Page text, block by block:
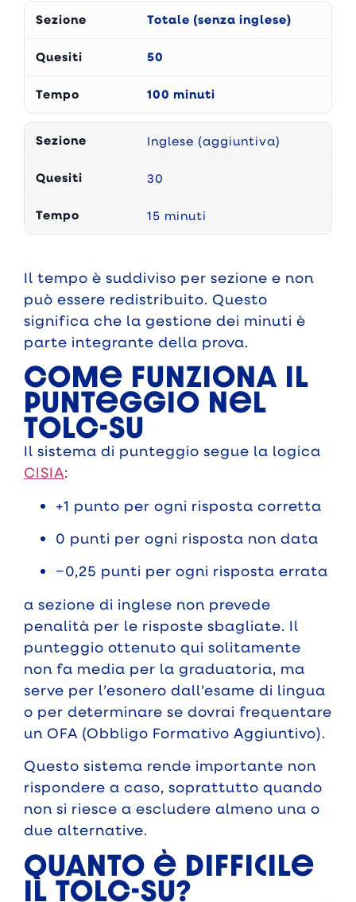
Totale (senza inglese)
50
100 minuti
Inglese (aggiuntiva)
30
15 minuti
Il tempo è suddiviso per sezione e non
può essere redistribuito. Questo
significa che la gestione dei minuti è
parte integrante della prova.
Come funziona il
punteggio nel
TOLC-SU
Il sistema di punteggio segue la logica
CISIA:
+1 punto per ogni risposta corretta
0 punti per ogni risposta non data
−0,25 punti per ogni risposta errata
a sezione di inglese non prevede
penalità per le risposte sbagliate. Il
punteggio ottenuto qui solitamente
non fa media per la graduatoria, ma
serve per l’esonero dall’esame di lingua
o per determinare se dovrai frequentare
un OFA (Obbligo Formativo Aggiuntivo).
Questo sistema rende importante non
rispondere a caso, soprattutto quando
non si riesce a escludere almeno una o
due alternative.
Quanto è difficile
il TOLC-SU?